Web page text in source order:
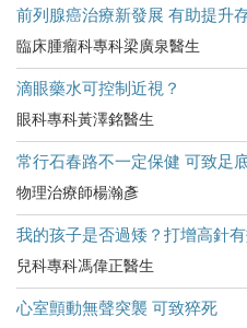
前列腺癌治療新發展 有助提升
臨床腫瘤科專科梁廣泉醫生
滴眼藥水可控制近視？
眼科專科黃澤銘醫生
常行石春路不一定保健 可致足
物理治療師楊瀚彥
我的孩子是否過矮？打增高針有
兒科專科馮偉正醫生
心室顫動無聲突襲 可致猝死